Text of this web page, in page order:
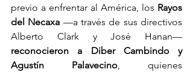
previo a enfrentar al América, los Rayos
del Necaxa —a través de sus directivos
reconocieron a Diber Cambindo y
Agustín Palavecino, quienes